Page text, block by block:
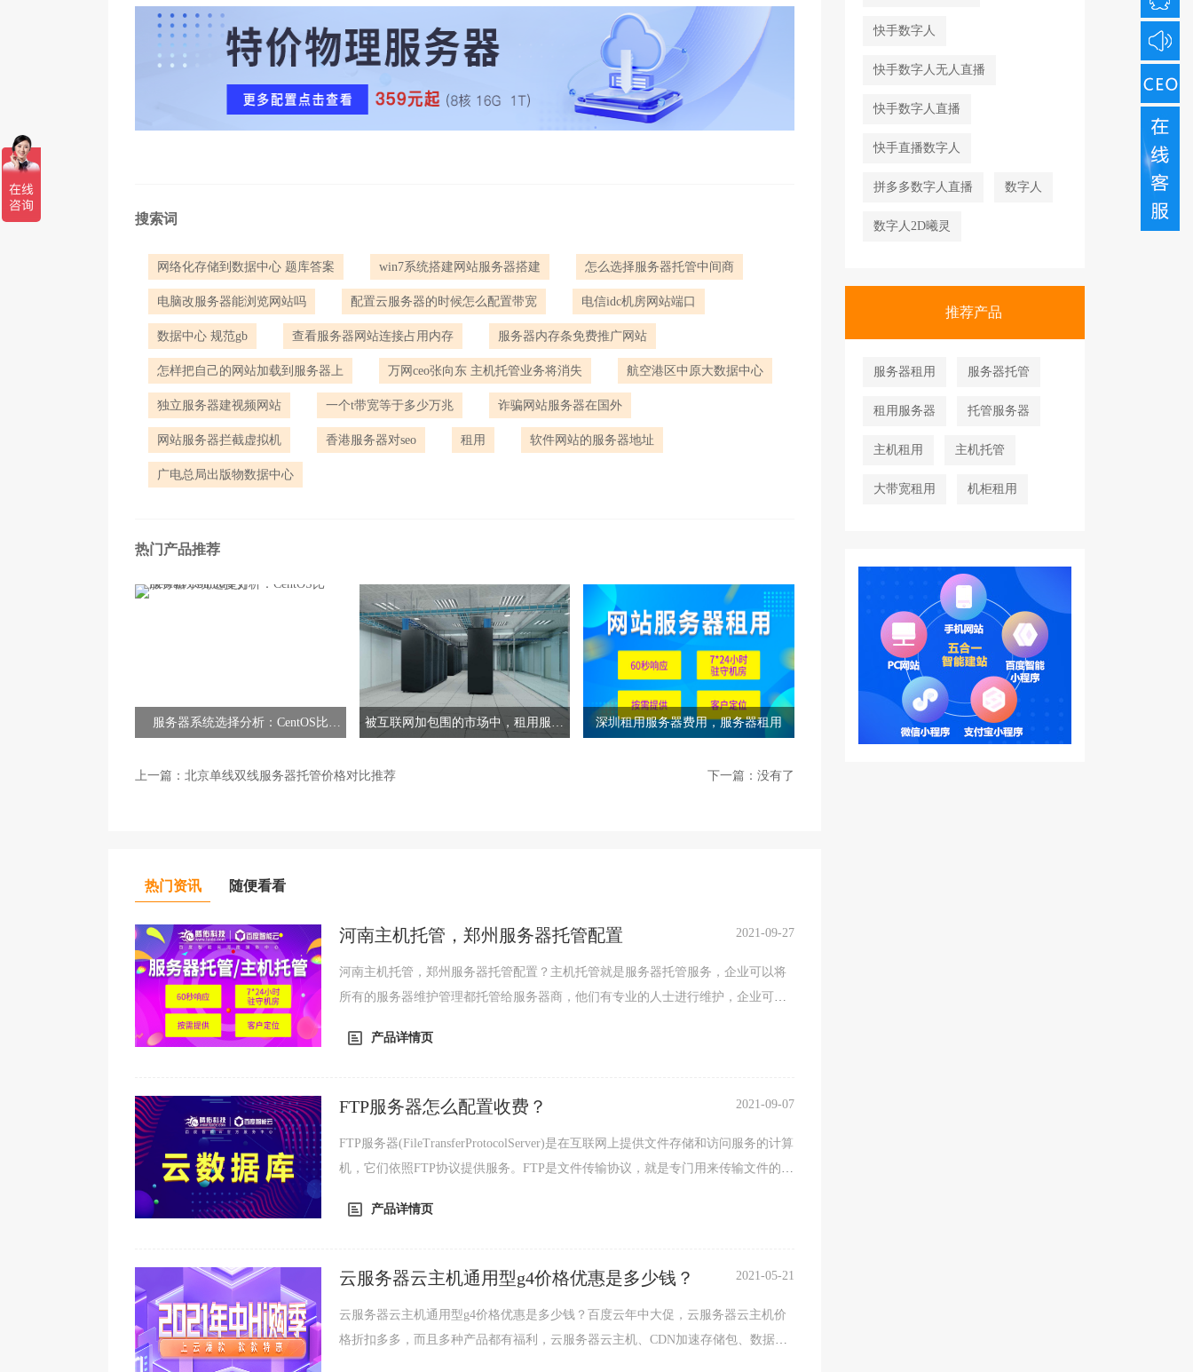
快手数字人
快手数字人无人直播
快手数字人直播
快手直播数字人
拼多多数字人直播 数字人
数字人2D曦灵
推荐产品
服务器租用 服务器托管
租用服务器 托管服务器
主机租用 主机托管
大带宽租用 机柜租用
搜索词
网络化存储到数据中心 题库答案 win7系统搭建网站服务器搭建 怎么选择服务器托管中间商
电脑改服务器能浏览网站吗 配置云服务器的时候怎么配置带宽 电信idc机房网站端口
数据中心 规范gb 查看服务器网站连接占用内存 服务器内存条免费推广网站
怎样把自己的网站加载到服务器上 万网ceo张向东 主机托管业务将消失 航空港区中原大数据中心
独立服务器建视频网站 一个t带宽等于多少万兆 诈骗网站服务器在国外
网站服务器拦截虚拟机 香港服务器对seo 租用 软件网站的服务器地址
广电总局出版物数据中心
热门产品推荐
服务器系统选择分析：CentOS比 被互联网加包围的市场中，租用服务 深圳租用服务器费用，服务器租用
上一篇： 北京单线双线服务器托管价格对比推荐 下一篇：没有了
热门资讯 随便看看
河南主机托管，郑州服务器托管配置 2021-09-27
河南主机托管，郑州服务器托管配置？主机托管就是服务器托管服务，企业可以将
所有的服务器维护管理都托管给服务器商，他们有专业的人士进行维护，企业可以
产品详情页
FTP服务器怎么配置收费？ 2021-09-07
FTP服务器(FileTransferProtocolServer)是在互联网上提供文件存储和访问服务的计算
机，它们依照FTP协议提供服务。FTP是文件传输协议，就是专门用来传输文件的协
产品详情页
云服务器云主机通用型g4价格优惠是多少钱？ 2021-05-21
云服务器云主机通用型g4价格优惠是多少钱？百度云年中大促，云服务器云主机价
格折扣多多，而且多种产品都有福利，云服务器云主机、CDN加速存储包、数据